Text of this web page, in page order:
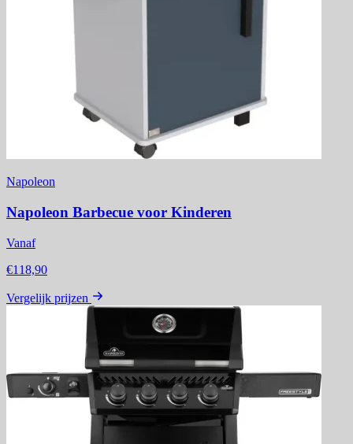
Napoleon
Napoleon Barbecue voor Kinderen
Vanaf
€118,90
Vergelijk prijzen